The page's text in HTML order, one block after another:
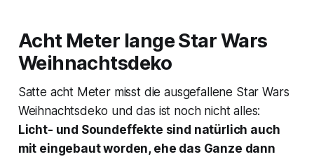
Acht Meter lange Star Wars
Weihnachtsdeko
Satte acht Meter misst die ausgefallene Star Wars
Weihnachtsdeko und das ist noch nicht alles:
Licht- und Soundeffekte sind natürlich auch
mit eingebaut worden, ehe das Ganze dann